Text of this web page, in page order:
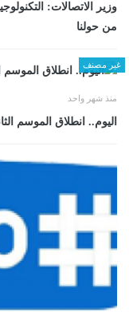
وزير الاتصالات:
من حولنا
غير مصنف
منذ شهر واحد
اليوم.. انطلاق الموسم